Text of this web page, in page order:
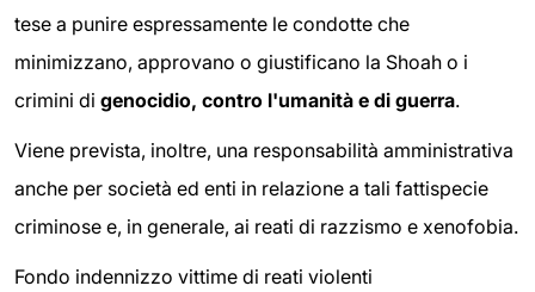
tese a punire espressamente le condotte che
minimizzano, approvano o giustificano la Shoah o i
crimini di genocidio, contro l'umanità e di guerra.
Viene prevista, inoltre, una responsabilità amministrativa
anche per società ed enti in relazione a tali fattispecie
criminose e, in generale, ai reati di razzismo e xenofobia.
Fondo indennizzo vittime di reati violenti